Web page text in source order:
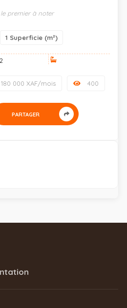
le premier à noter
1 Superficie (m²)
2
400
180 000 XAF/mois
PARTAGER